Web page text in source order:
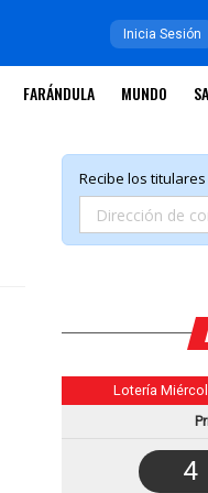
Inicia Sesión
FARÁNDULA MUNDO
Lotería